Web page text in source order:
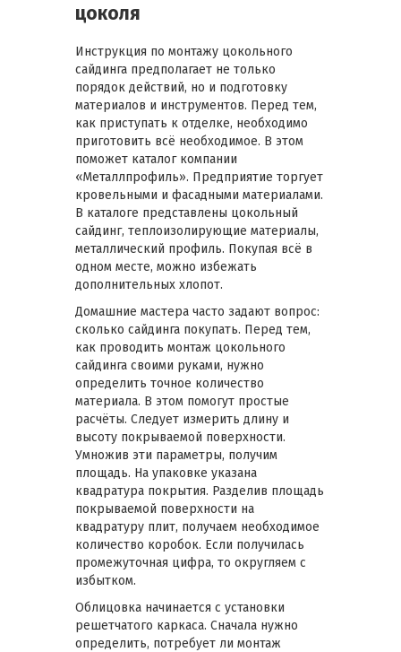
цоколя
Инструкция по монтажу цокольного
сайдинга предполагает не только
порядок действий, но и подготовку
материалов и инструментов. Перед тем,
как приступать к отделке, необходимо
приготовить всё необходимое. В этом
поможет каталог компании
«Металлпрофиль». Предприятие торгует
кровельными и фасадными материалами.
В каталоге представлены цокольный
сайдинг, теплоизолирующие материалы,
металлический профиль. Покупая всё в
одном месте, можно избежать
дополнительных хлопот.
Домашние мастера часто задают вопрос:
сколько сайдинга покупать. Перед тем,
как проводить монтаж цокольного
сайдинга своими руками, нужно
определить точное количество
материала. В этом помогут простые
расчёты. Следует измерить длину и
высоту покрываемой поверхности.
Умножив эти параметры, получим
площадь. На упаковке указана
квадратура покрытия. Разделив площадь
покрываемой поверхности на
квадратуру плит, получаем необходимое
количество коробок. Если получилась
промежуточная цифра, то округляем с
избытком.
Облицовка начинается с установки
решетчатого каркаса. Сначала нужно
определить, потребует ли монтаж